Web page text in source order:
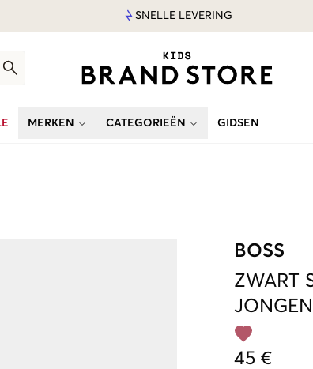
SNELLE LEVERING
MERKEN CATEGORIEËN GIDSEN
BOSS
ZWART
45 €